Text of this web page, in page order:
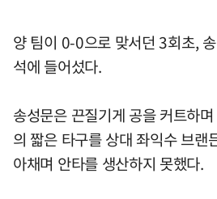
양 팀이 0-0으로 맞서던 3회초,
석에 들어섰다.
송성문은 끈질기게 공을 커트하
의 짧은 타구를 상대 좌익수 브랜
아채며 안타를 생산하지 못했다.